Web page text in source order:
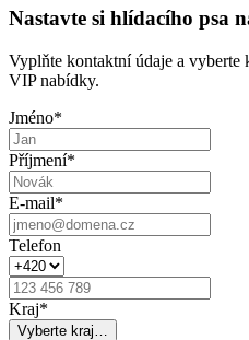
Nastavte si hlídacího psa
Vyplňte kontaktní údaje a vyberte
VIP nabídky.
Jméno*
Příjmení*
E-mail*
Telefon
Kraj*
Vyberte kraj…